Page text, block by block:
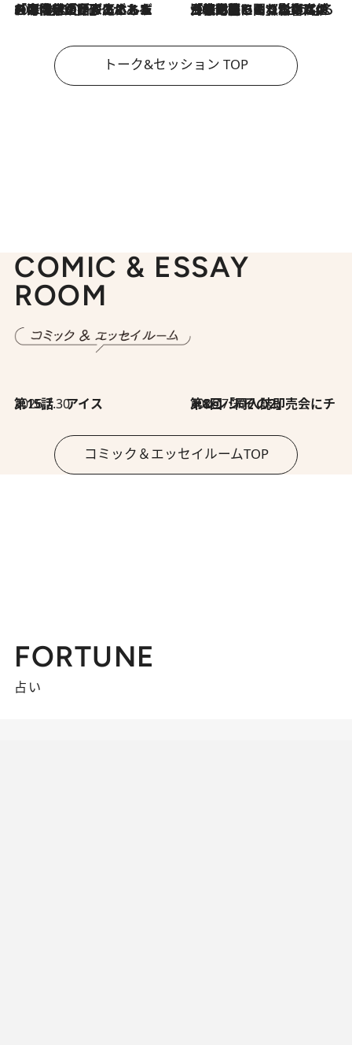
2026.8.3
「今後値上げがあるとすれば…」「リスクがあるのは今年の冬」エネルギー専門家が語る、ホルムズ海峡封鎖が家庭にもたらす“ある心配” 2026.8.3
「住宅建てられない…」「サーチャージ料の高値が続いている」ホルムズ海峡封鎖による影響はいつまで続く？《エネルギー専門家に聞く“どうなる日本の暮らし”》
トーク&セッション TOP
COMIC & ESSAY
ROOM
2026.7.30
第15話 アイス 2026.7.30
第8回「同人誌即売会にチャレンジ その2」
コミック＆エッセイルームTOP
FORTUNE
占い